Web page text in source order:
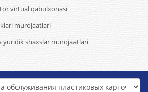
virtual qabulxonasi
murojaatlari
yuridik shaxslar murojaatlari